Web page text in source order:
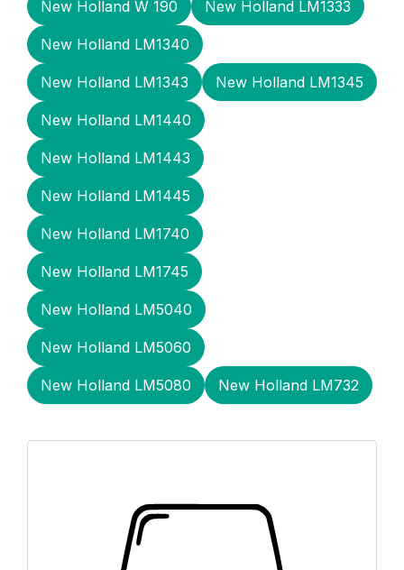
New Holland W 190 New Holland LM1333
New Holland LM1340
New Holland LM1343 New Holland LM1345
New Holland LM1440
New Holland LM1443
New Holland LM1445
New Holland LM1740
New Holland LM1745
New Holland LM5040
New Holland LM5060
New Holland LM5080 New Holland LM732